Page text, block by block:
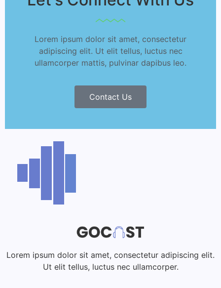
Lorem ipsum dolor sit amet, consectetur
adipiscing elit. Ut elit tellus, luctus nec
ullamcorper mattis, pulvinar dapibus leo.
Contact Us
Lorem ipsum dolor sit amet, consectetur adipiscing elit.
Ut elit tellus, luctus nec ullamcorper.